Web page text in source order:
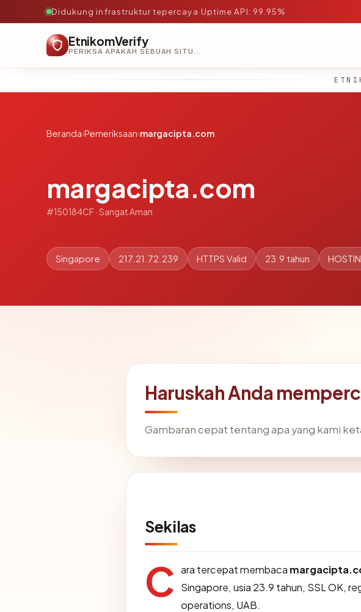
Didukung infrastruktur tepercaya·Uptime API: 99.95%
EtnikomVerify
PERIKSA APAKAH SEBUAH SITUS AMAN, TEPERCAYA, DAN TERVERIFIKASI DALAM HITUNGAN DETIK.
Beranda›Pemeriksaan›margacipta.com
margacipta.com
#150184CF · Sangat Aman
Singapore 217.21.72.239 HTTPS Valid 23.9 tahun
Haruskah Anda
Gambaran cepat tentang apa yang kami
Sekilas
C ara tercepat membaca
Singapore, usia 23.9 tahun, SSL OK,
operations, UAB.